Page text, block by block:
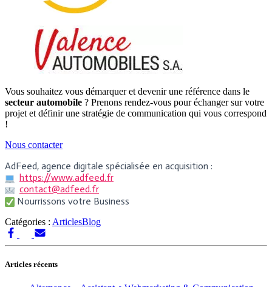
Vous souhaitez vous démarquer et devenir une référence dans le
secteur automobile ? Prenons rendez-vous pour échanger sur votre
projet et définir une stratégie de communication qui vous correspond
!
Nous contacter
AdFeed, agence digitale spécialisée en acquisition :
https://www.adfeed.fr
contact@adfeed.fr
Nourrissons votre Business
Catégories : ArticlesBlog
Articles récents